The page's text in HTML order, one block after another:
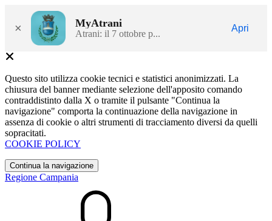
× MyAtrani
Atrani: il 7 ottobre p...
Apri
Questo sito utilizza cookie tecnici e statistici anonimizzati. La
chiusura del banner mediante selezione dell'apposito comando
contraddistinto dalla X o tramite il pulsante "Continua la
navigazione" comporta la continuazione della navigazione in
assenza di cookie o altri strumenti di tracciamento diversi da quelli
sopracitati.
COOKIE POLICY
Continua la navigazione
Regione Campania